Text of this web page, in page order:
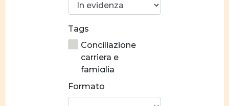
Tags
Conciliazione
carriera e
famiglia
Stereotipi di
genere
Formato